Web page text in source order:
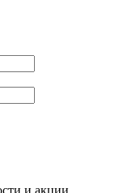
и акции